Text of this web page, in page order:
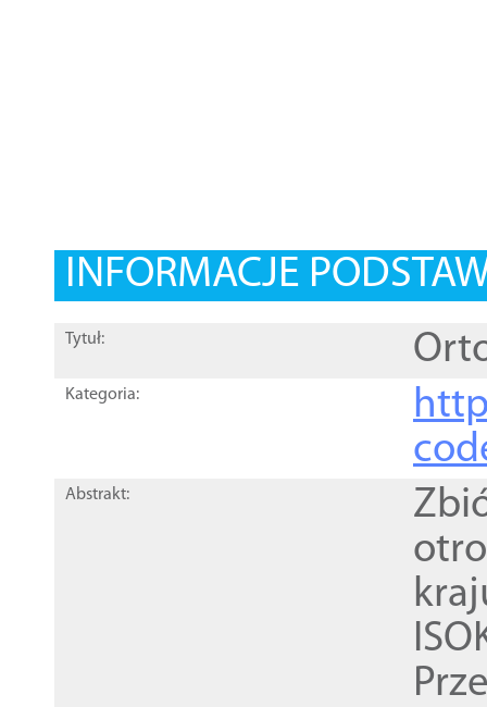
INFORMACJE
Tytuł:
Kategoria:
Abstrakt: